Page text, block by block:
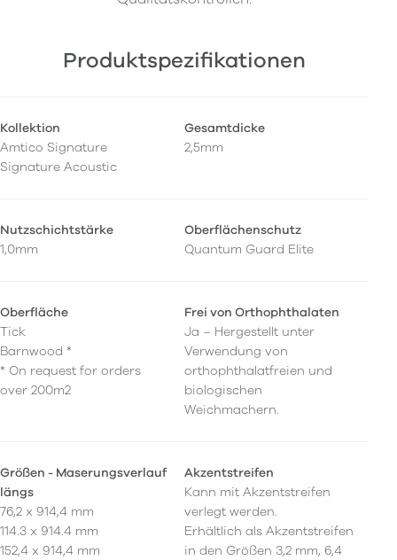
Produktspezifikationen
Kollektion
Amtico Signature
Signature Acoustic
Gesamtdicke
2,5mm
Nutzschichtstärke
1,0mm
Oberflächenschutz
Quantum Guard Elite
Oberfläche
Tick
Barnwood *
* On request for orders
over 200m2
Frei von Orthophthalaten
Ja – Hergestellt unter
Verwendung von
orthophthalatfreien und
biologischen
Weichmachern.
Größen - Maserungsverlauf
längs
76,2 x 914,4 mm
114.3 x 914.4 mm
152,4 x 914,4 mm
Akzentstreifen
Kann mit Akzentstreifen
verlegt werden.
Erhältlich als Akzentstreifen
in den Größen 3,2 mm, 6,4